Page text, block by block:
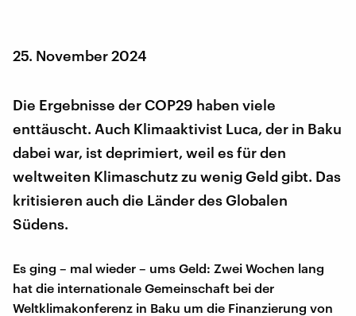
25. November 2024
Die Ergebnisse der COP29 haben viele
enttäuscht. Auch Klimaaktivist Luca, der in Baku
dabei war, ist deprimiert, weil es für den
weltweiten Klimaschutz zu wenig Geld gibt. Das
kritisieren auch die Länder des Globalen
Südens.
Es ging – mal wieder – ums Geld: Zwei Wochen lang
hat die internationale Gemeinschaft bei der
Weltklimakonferenz in Baku um die Finanzierung von